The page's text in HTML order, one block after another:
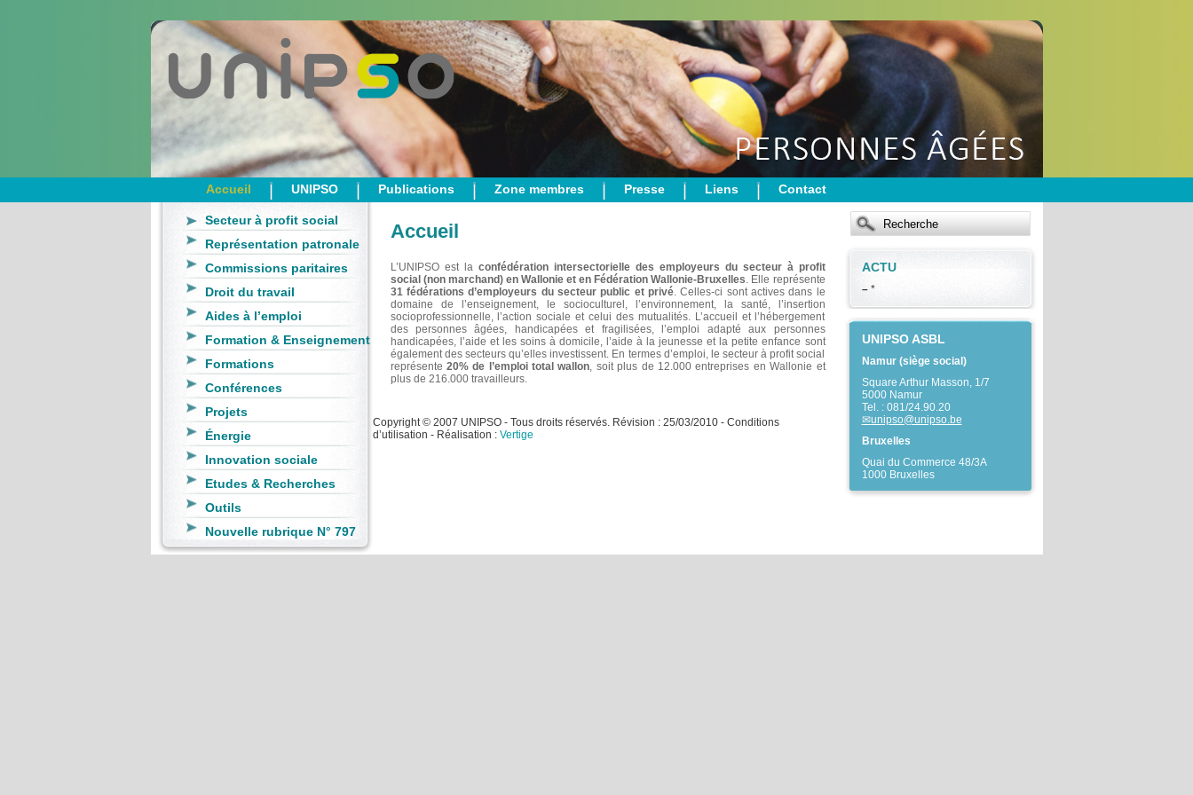
Accueil UNIPSO Publications Zone membres Presse Liens Contact
Secteur à profit social
Représentation patronale
Commissions paritaires
Droit du travail
Aides à l’emploi
Formation & Enseignement
Formations
Conférences
Projets
Énergie
Innovation sociale
Etudes & Recherches
Outils
Nouvelle rubrique N° 797
ACTU
–*
UNIPSO ASBL
Namur (siège social)
Square Arthur Masson, 1/7
5000 Namur
Tel. : 081/24.90.20
unipso@unipso.be
Bruxelles
Quai du Commerce 48/3A
1000 Bruxelles
Accueil
L’UNIPSO est la confédération intersectorielle des employeurs du secteur à profit
social (non marchand) en Wallonie et en Fédération Wallonie-Bruxelles. Elle représente
31 fédérations d’employeurs du secteur public et privé. Celles-ci sont actives dans le
domaine de l’enseignement, le socioculturel, l’environnement, la santé, l’insertion
socioprofessionnelle, l’action sociale et celui des mutualités. L’accueil et l’hébergement
des personnes âgées, handicapées et fragilisées, l’emploi adapté aux personnes
handicapées, l’aide et les soins à domicile, l’aide à la jeunesse et la petite enfance sont
également des secteurs qu’elles investissent. En termes d’emploi, le secteur à profit social
représente 20% de l’emploi total wallon, soit plus de 12.000 entreprises en Wallonie et
plus de 216.000 travailleurs.
Copyright © 2007 UNIPSO - Tous droits réservés. Révision : 25/03/2010 - Conditions
d’utilisation - Réalisation : Vertige